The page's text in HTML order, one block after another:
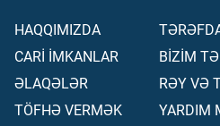
HAQQIMIZDA
CARİ İMKANLAR
ƏLAQƏLƏR
TÖFHƏ VERMƏK
BİZİM
RƏY VƏ
YARDIM